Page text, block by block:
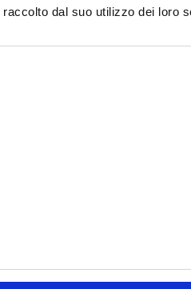
dal suo utilizzo dei loro
Group
496 - 00166 Roma C.F. P.IVA.